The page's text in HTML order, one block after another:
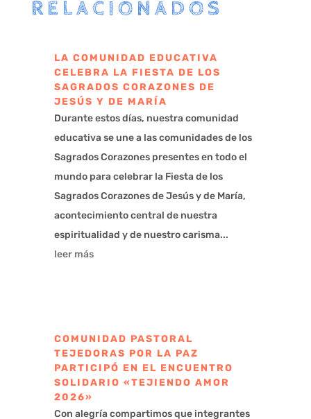
RELACIONADOS
LA COMUNIDAD EDUCATIVA
CELEBRA LA FIESTA DE LOS
SAGRADOS CORAZONES DE
JESÚS Y DE MARÍA
Durante estos días, nuestra comunidad
educativa se une a las comunidades de los
Sagrados Corazones presentes en todo el
mundo para celebrar la Fiesta de los
Sagrados Corazones de Jesús y de María,
acontecimiento central de nuestra
espiritualidad y de nuestro carisma...
leer más
COMUNIDAD PASTORAL
TEJEDORAS POR LA PAZ
PARTICIPÓ EN EL ENCUENTRO
SOLIDARIO «TEJIENDO AMOR
2026»
Con alegría compartimos que integrantes